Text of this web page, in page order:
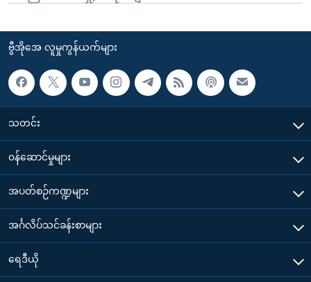
ဗွီအိုအေ လူမှုကွန်ယက်များ
သတင်း
၀န်ဆောင်မှုများ
အပတ်စဉ်ကဏ္ဍများ
အင်္ဂလိပ်သင်ခန်းစာများ
ရေဒီယို